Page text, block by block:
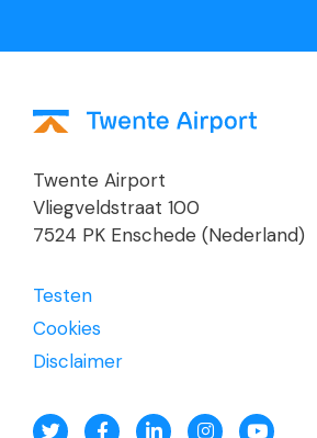
Twente Airport
Vliegveldstraat 100
7524 PK Enschede (Nederland)
Testen
Cookies
Disclaimer